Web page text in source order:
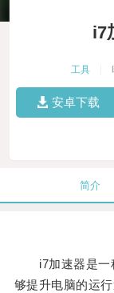
i7
工具
安卓下载
简介
i7加速器是一种
够提升电脑的运